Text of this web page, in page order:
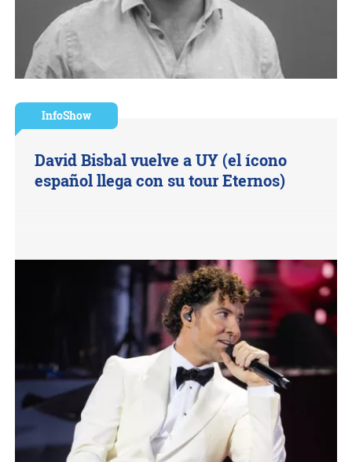
InfoShow
David Bisbal vuelve a UY (el ícono
español llega con su tour Eternos)